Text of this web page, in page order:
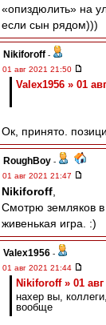
«опиздюлить» на
если сын рядом)))
Nikiforoff -
01 авг 2021 21:50
Valex1956 » 01
Ок, принято.
RoughBoy -
01 авг 2021 21:47
Nikiforoff
Смотрю земляков
живенькая игра. :)
Valex1956 -
01 авг 2021 21:44
Nikiforoff » 01 авг
нахер вы,
вообще